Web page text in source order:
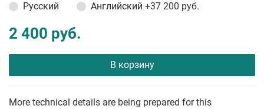
Русский
Английский +37 200 руб.
2 400 руб.
В корзину
More technical details are being prepared for this